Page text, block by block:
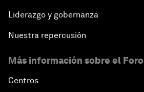
Liderazgo y gobernanza
Nuestra repercusión
Más información sobre el Foro
Centros